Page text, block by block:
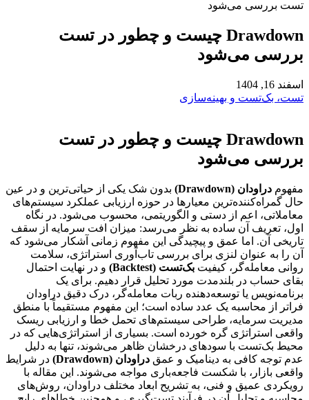
تست بررسی می‌شود
Drawdown چیست و چطور در تست
بررسی می‌شود
اسفند 16, 1404
تست، بک‌تست و بهینه‌سازی
Drawdown چیست و چطور در تست
بررسی می‌شود
مفهوم دراودان (Drawdown)
بدون شک یکی از حیاتی‌ترین و در عین
حال گمراه‌کننده‌ترین معیارها در حوزه ارزیابی عملکرد سیستم‌های
معاملاتی، اعم از دستی و الگوریتمی، محسوب می‌شود. در نگاه
اول، تعریف آن ساده به نظر می‌رسد: میزان افت سرمایه از سقف
تاریخی آن. اما عمق و پیچیدگی این مفهوم زمانی آشکار می‌شود که
آن را به عنوان لنزی برای بررسی تاب‌آوری استراتژی، سلامت
روانی معامله‌گر، کیفیت بک‌تست (Backtest)
و در نهایت احتمال
بقای حساب در بلندمدت مورد تحلیل قرار دهیم. برای یک
برنامه‌نویس یا توسعه‌دهنده ربات معامله‌گر، درک دقیق دراودان
فراتر از محاسبه یک عدد ساده است؛ این مفهوم مستقیماً با منطق
مدیریت سرمایه، طراحی سیستم‌های تحمل خطا و ارزیابی ریسک
واقعی استراتژی گره خورده است. بسیاری از استراتژی‌هایی که در
محیط بک‌تست با سودهای درخشان ظاهر می‌شوند، تنها به دلیل
عدم توجه کافی به دینامیک و عمق دراودان (Drawdown)
در شرایط
واقعی بازار، با شکست فاجعه‌باری مواجه می‌شوند. این مقاله با
رویکردی عمیق و فنی، به تشریح ابعاد مختلف دراودان، روش‌های